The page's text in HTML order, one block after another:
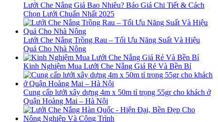
Lưới Che Nắng Giá Bao Nhiêu? Báo Giá Chi Tiết & Cách
Chọn Lưới Chuẩn Nhất 2025
Lưới Che Nắng Trồng Rau – Tối Ưu Năng Suất Và Hiệu
Quả Cho Nhà Nông
Kinh Nghiệm Mua Lưới Che Nắng Giá Rẻ Và Bền Bỉ
Cung cấp lưới xây dựng 4m x 50m tỉ trọng 55gr cho khách ở
Quận Hoàng Mai – Hà Nội